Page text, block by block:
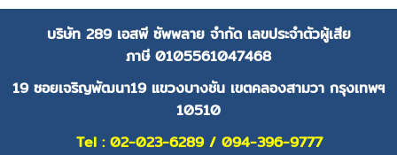
บริษัท 289 เอสพี ซัพพลาย จำกัด เลขประจำตัวผู้เสีย
ภาษี 0105561047468
19 ซอยเจริญพัฒนา19 แขวงบางชัน เขตคลองสามวา กรุงเทพฯ
10510
Tel : 02-023-6289 / 094-396-9777